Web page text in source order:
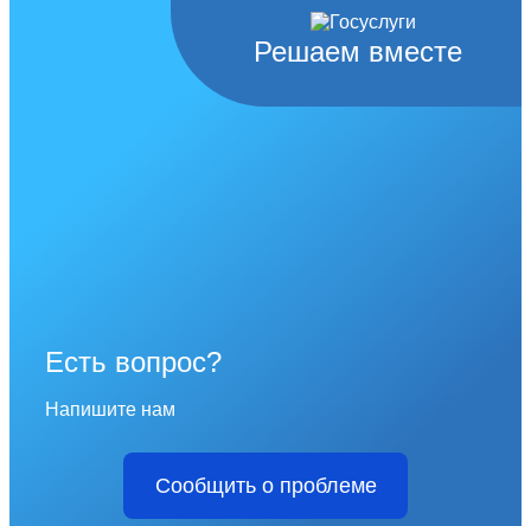
Решаем вместе
Есть вопрос?
Напишите нам
Сообщить о проблеме